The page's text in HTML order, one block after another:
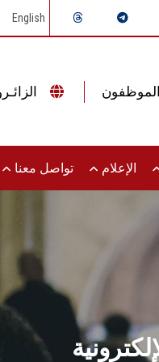
English
الإعلام تواصل معنا